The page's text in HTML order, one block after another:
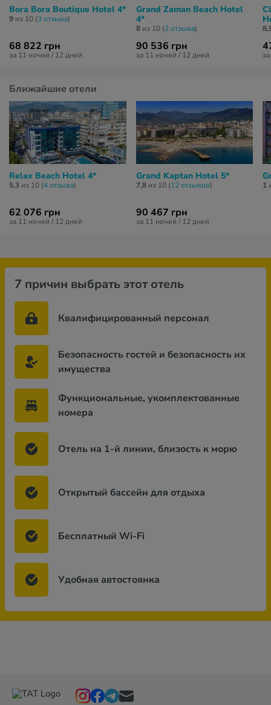
Bora Bora Boutique Hotel 4*
9 из 10 (3 отзывa)
68 822 грн
за 11 ночей / 12 дней
Grand Zaman Beach Hotel
4*
8из 10 (2 отзывa)
90 536 грн
за 11 ночей / 12 дней
Ближайшие отели
Relax Beach Hotel 4*
5,3 из 10 (4 отзывa)
62 076 грн
за 11 ночей / 12 дней
Grand Kaptan Hotel 5*
7,8из 10 (12 отзывов)
90 467 грн
за 11 ночей / 12 дней
1
7 причин выбрать этот отель
Квалифицированный персонал
Безопасность гостей и безопасность их
имущества
Функциональные, укомплектованные
номера
Отель на 1-й линии, близость к морю
Открытый бассейн для отдыха
Бесплатный Wi-Fi
Удобная автостоянка